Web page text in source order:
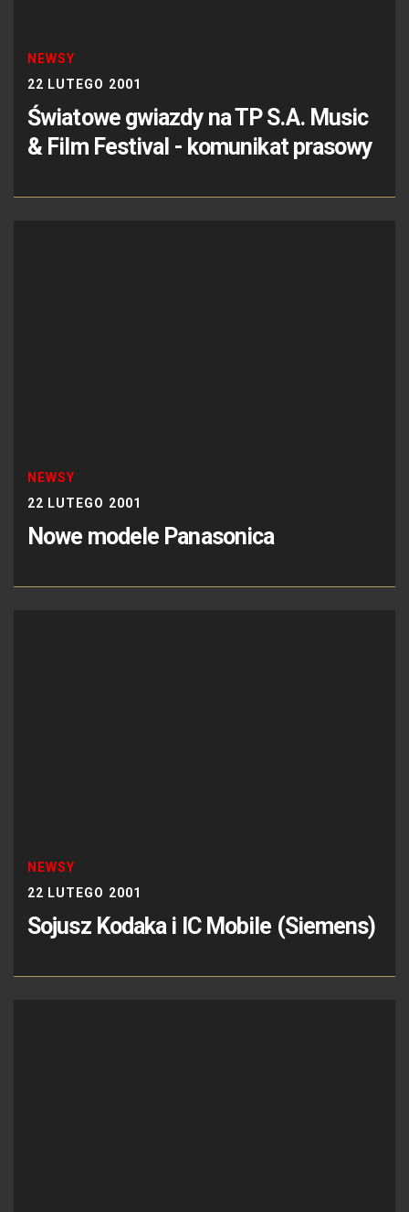
NEWSY
22 LUTEGO 2001
Światowe gwiazdy na TP S.A. Music
& Film Festival - komunikat prasowy
NEWSY
22 LUTEGO 2001
Nowe modele Panasonica
NEWSY
22 LUTEGO 2001
Sojusz Kodaka i IC Mobile (Siemens)